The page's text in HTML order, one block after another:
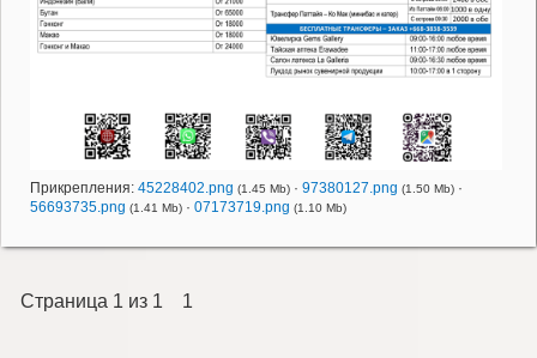
Прикрепления: 45228402.png (1.45 Mb) · 97380127.png (1.50 Mb) ·
56693735.png (1.41 Mb) · 07173719.png (1.10 Mb)
Страница 1 из 1 1